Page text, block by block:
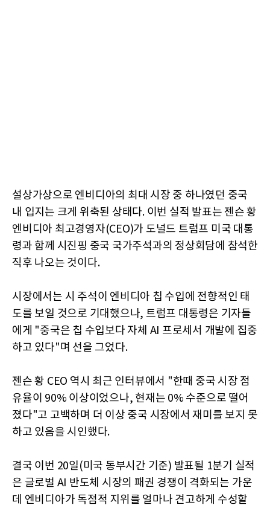
설상가상으로 엔비디아의 최대 시장 중 하나였던 중국
내 입지는 크게 위축된 상태다. 이번 실적 발표는 젠슨 황
엔비디아 최고경영자(CEO)가 도널드 트럼프 미국 대통
령과 함께 시진핑 중국 국가주석과의 정상회담에 참석한
직후 나오는 것이다.
시장에서는 시 주석이 엔비디아 칩 수입에 전향적인 태
도를 보일 것으로 기대했으나, 트럼프 대통령은 기자들
에게 "중국은 칩 수입보다 자체 AI 프로세서 개발에 집중
하고 있다"며 선을 그었다.
젠슨 황 CEO 역시 최근 인터뷰에서 "한때 중국 시장 점
유율이 90% 이상이었으나, 현재는 0% 수준으로 떨어
졌다"고 고백하며 더 이상 중국 시장에서 재미를 보지 못
하고 있음을 시인했다.
결국 이번 20일(미국 동부시간 기준) 발표될 1분기 실적
은 글로벌 AI 반도체 시장의 패권 경쟁이 격화되는 가운
데 엔비디아가 독점적 지위를 얼마나 견고하게 수성할